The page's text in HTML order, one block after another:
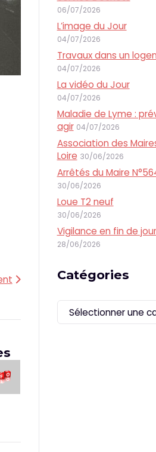
06/07/2026
L’image du Jour
04/07/2026
Travaux dans un
04/07/2026
La vidéo du Jour
04/07/2026
Maladie de Lyme :
agir 04/07/2026
Association des
Loire 30/06/2026
Arrêtés du Maire
30/06/2026
Loue T2 neuf
30/06/2026
Vigilance en fin de
28/06/2026
Catégories
Catégories